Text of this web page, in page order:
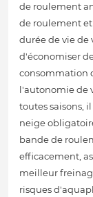
de roulement
de roulement
durée de vie
d'économiser
consommation
l'autonomie de
toutes saisons,
neige
bande de
efficacement,
meilleur
risques